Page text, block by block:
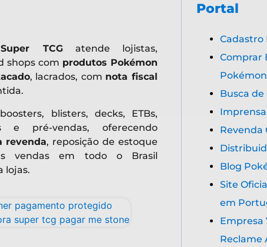
TCGatende lojistas,
shops com produtos Pokémon
, lacrados, com nota fiscal
blisters, decks, ETBs,
e pré-vendas, oferecendo
revenda, reposição de estoque
vendas em todo o Brasil
lojas.
Portal
Cadastro
Comprar
Pokémon
Busca
Imprensa
Revenda
Blog
Site
em
Empresa
Reclame